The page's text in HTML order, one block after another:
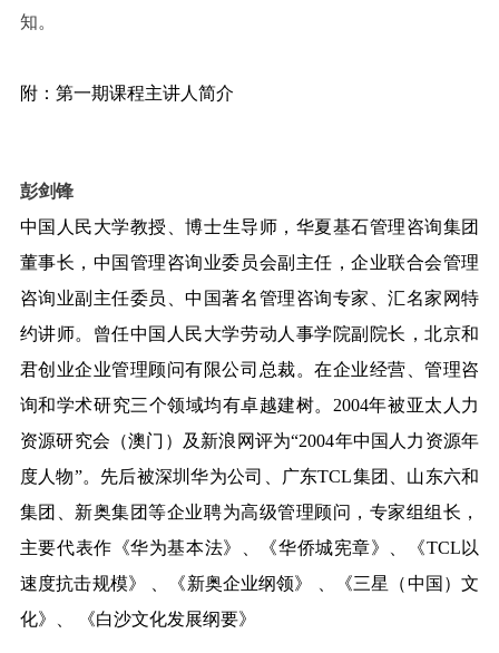
知。
附：第一期课程主讲人简介
彭剑锋
中国人民大学教授、博士生导师 ，华夏基石管理咨询集团
董事长，中国管理咨询业委员会副主任，企业联合会管理
咨询业副主任委员、中国著名管理咨询专家、汇名家网特
约讲师。曾任中国人民大学劳动人事学院副院长，北京和
君创业企业管理顾问有限公司总裁。在企业经营、管理咨
询和学术研究三个领域均有卓越建树。2004年被亚太人力
资源研究会（澳门 ）及 新浪网评为“2004年中国人力资源年
度人物”。先后被深圳华为公司、广东TCL集团 山东六和
集团
新奥集团等企业聘为高级管理顾问，专家组组长，
主要代表作《华为基本法》、《华侨城宪章》、《TCL以
速度抗击规模》 、《新奥企业纲领》 、《三星（中国）文
化》、 《白沙文化发展纲要》